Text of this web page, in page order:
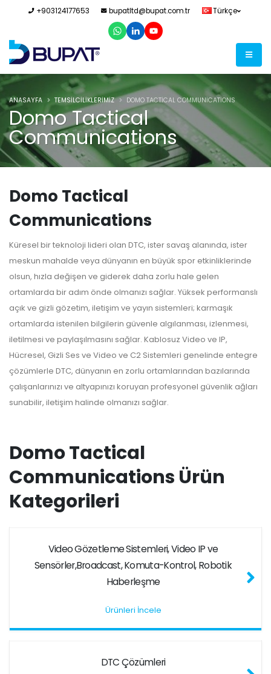
+903124177653 bupatltd@bupat.com.tr Türkçe
Domo Tactical
Communications
ANASAYFA TEMSİLCİLİKLERİMİZ DOMO TACTICAL COMMUNICATIONS
Domo Tactical
Communications
Küresel bir teknoloji lideri olan DTC, ister savaş alanında, ister
meskun mahalde veya dünyanın en büyük spor etkinliklerinde
olsun, hızla değişen ve giderek daha zorlu hale gelen
ortamlarda bir adım önde olmanızı sağlar. Yüksek performanslı
açık ve gizli gözetim, iletişim ve yayın sistemleri; karmaşık
ortamlarda istenilen bilgilerin güvenle algılanması, izlenmesi,
iletilmesi ve paylaşılmasını sağlar. Kablosuz Video ve IP,
Hücresel, Gizli Ses ve Video ve C2 Sistemleri genelinde entegre
çözümlerle DTC, dünyanın en zorlu ortamlarından bazılarında
çalışanlarınızı ve altyapınızı koruyan profesyonel güvenlik ağları
sunabilir, iletişim halinde olmanızı sağlar.
Domo Tactical
Communications Ürün
Kategorileri
Video Gözetleme Sistemleri, Video IP ve
Sensörler,Broadcast, Komuta-Kontrol, Robotik
Haberleşme
Ürünleri İncele
DTC Çözümleri